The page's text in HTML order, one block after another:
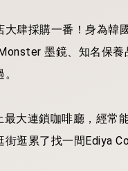
大肆採購一番！身為韓
墨鏡、知名保
大連鎖咖啡廳，經常
逛累了找一間Ediya